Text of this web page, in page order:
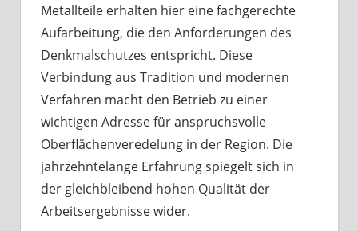
Metallteile erhalten hier eine fachgerechte
Aufarbeitung, die den Anforderungen des
Denkmalschutzes entspricht. Diese
Verbindung aus Tradition und modernen
Verfahren macht den Betrieb zu einer
wichtigen Adresse für anspruchsvolle
Oberflächenveredelung in der Region. Die
jahrzehntelange Erfahrung spiegelt sich in
der gleichbleibend hohen Qualität der
Arbeitsergebnisse wider.